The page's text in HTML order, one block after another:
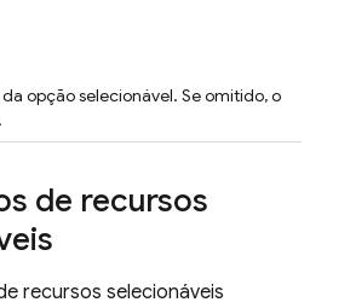
opção selecionável. Se omitido, o
.
de recursos
recursos selecionáveis